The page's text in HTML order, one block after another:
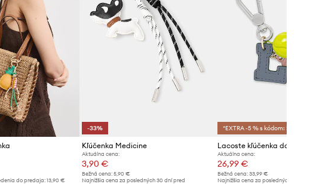
do predaja: 13,90 €
-33%
Kľúčenka Medicine
Aktuálna cena:
3,90 €
Bežná cena:5,90 €
Najnižšia cena za posledných 30 dní pred
*EXTRA -5 % s kódom: SALE
Lacoste kľúčenka dámska
Aktuálna cena:
26,99 €
Bežná cena: 33,99 €
Najnižšia cena za posledných 30 dní